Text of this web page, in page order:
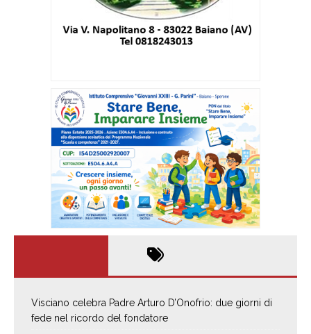
Visciano celebra Padre Arturo D’Onofrio: due giorni di
fede nel ricordo del fondatore